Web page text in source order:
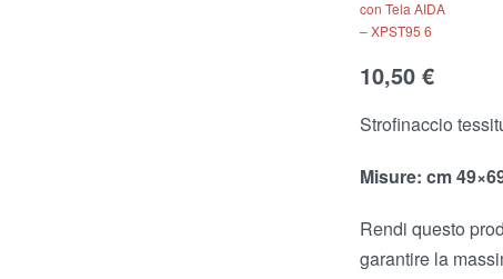
10,50€
Strofinaccio
Misure: cm
Rendi questo
garantire la